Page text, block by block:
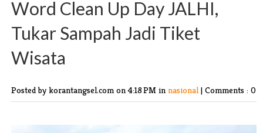
Word Clean Up Day JALHI,
Tukar Sampah Jadi Tiket
Wisata
Posted by korantangsel.com on 4:18 PM in nasional | Comments : 0